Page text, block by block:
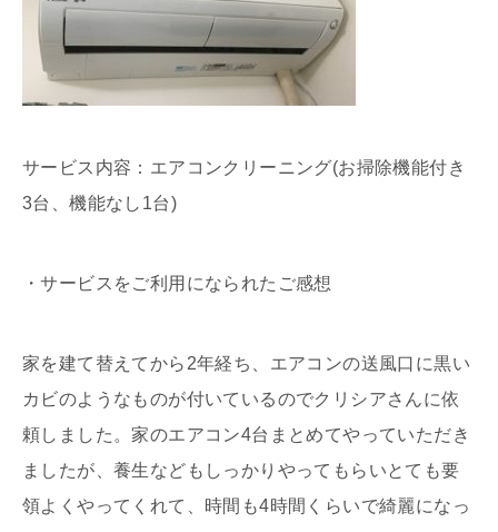
サービス内容：エアコンクリーニング(お掃除機能付き
3台、機能なし1台)
・サービスをご利用になられたご感想
家を建て替えてから2年経ち、エアコンの送風口に黒い
カビのようなものが付いているのでクリシアさんに依
頼しました。家のエアコン4台まとめてやっていただき
ましたが、養生などもしっかりやってもらいとても要
領よくやってくれて、時間も4時間くらいで綺麗になっ